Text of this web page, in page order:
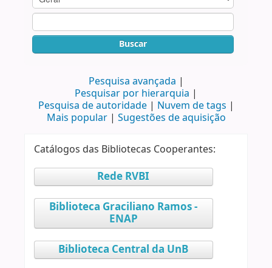
Buscar
Pesquisa avançada
Pesquisar por hierarquia
Pesquisa de autoridade
Nuvem de tags
Mais popular
Sugestões de aquisição
Catálogos das Bibliotecas Cooperantes:
Rede RVBI
Biblioteca Graciliano Ramos -
ENAP
Biblioteca Central da UnB